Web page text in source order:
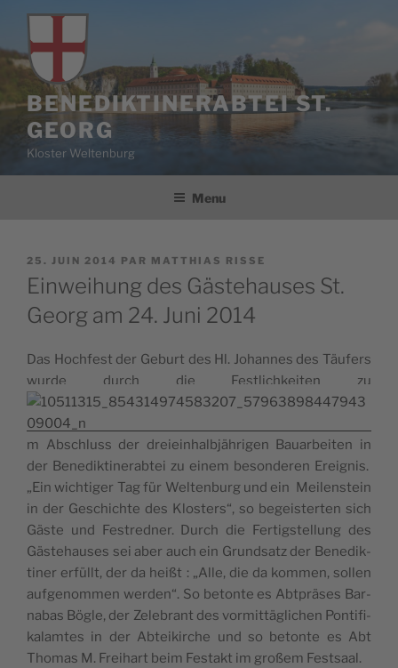
Aller
contenu
principal
BENEDIKTINERABTEI ST.
GEORG
Kloster Weltenburg
Menu
PUBLIÉ
LE
25. JUIN 2014 PAR MATTHIAS RISSE
Einweihung des Gästehauses St.
Georg am 24. Juni 2014
Das Hoch­fest der Geburt des Hl. Johannes des Täu­fers
wurde durch die Fest­li­ch­kei­ten zu
m Abschluss der dreiein­halb­jäh­ri­gen Bauar­bei­ten in
der Bene­dik­ti­ne­rab­tei zu einem beson­de­ren Erei­gnis.
„Ein wich­ti­ger Tag für Wel­ten­burg und ein Mei­len­stein
in der Ges­chichte des Klos­ters“, so begeis­ter­ten sich
Gäste und Fes­tred­ner. Durch die Fer­tig­stel­lung des
Gäs­te­hauses sei aber auch ein Grund­satz der Bene­dik­
ti­ner erfüllt, der da heißt : „Alle, die da kom­men, sol­len
auf­ge­nom­men wer­den“. So betonte es Abt­präses Bar­
na­bas Bögle, der Zele­brant des vor­mittä­gli­chen Pon­ti­fi­
ka­lamtes in der Abtei­kirche und so betonte es Abt
Tho­mas M. Frei­hart beim Fes­takt im großem Festsaal.